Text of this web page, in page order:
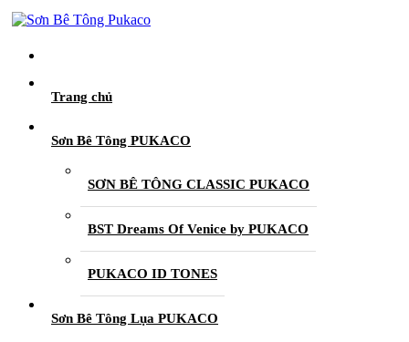
Trang chủ
Sơn Bê Tông PUKACO
SƠN BÊ TÔNG CLASSIC PUKACO
BST Dreams Of Venice by PUKACO
PUKACO ID TONES
Sơn Bê Tông Lụa PUKACO